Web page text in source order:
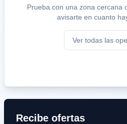
Prueba con una zona cercana
avisarte en cuanto
Ver todas las
Recibe ofertas